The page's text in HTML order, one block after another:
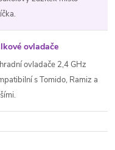
ovladače
ovladače 2,4 GHz
s Tomido, Ramiz a